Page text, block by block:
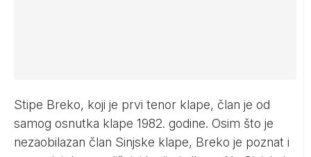
Stipe Breko, koji je prvi tenor klape, član je od
samog osnutka klape 1982. godine. Osim što je
nezaobilazan član Sinjske klape, Breko je poznat i